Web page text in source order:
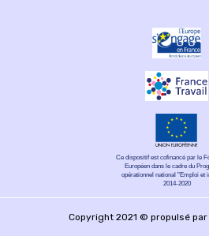
Ce dispositif est cofinancé par le
Européen dans le cadre du
opérationnel national "Emploi et
2014-2020
Copyright 2021 © propulsé par